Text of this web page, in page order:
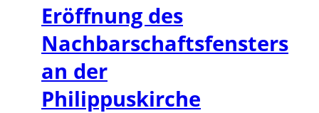
Eröffnung des
Nachbarschaftsfensters
an der
Philippuskirche